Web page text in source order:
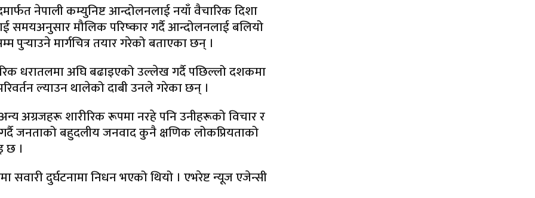
नेपाली कम्युनिष्ट आन्दोलनलाई नयाँ वैचारिक दिशा
समयअनुसार मौलिक परिष्कार गर्दै आन्दोलनलाई बलियो
मार्गचित्र तयार गरेको बताएका छन् ।
धरातलमा अघि बढाइएको उल्लेख गर्दै पछिल्लो दशकमा
ल्याउन थालेको दाबी उनले गरेका छन् ।
अग्रजहरू शारीरिक रूपमा नरहे पनि उनीहरूको विचार र
जनताको बहुदलीय जनवाद कुनै क्षणिक लोकप्रियताको
छ ।
दुर्घटनामा निधन भएको थियो । एभरेष्ट न्यूज एजेन्सी